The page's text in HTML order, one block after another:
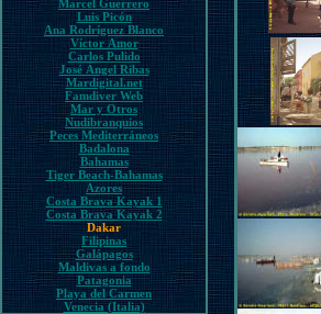
Marcel Guerrero
Luis Picón
Ana Rodríguez Blanco
Víctor Amor
Carlos Pulido
José Ángel Ribas
Mardigital.net
Famdiver Web
Mar y Otros
Nudibranquios
Peces Mediterráneos
Badalona
Bahamas
Tiger Beach-Bahamas
Azores
Costa Brava Kayak 1
Costa Brava Kayak 2
Dakar
Filipinas
Galápagos
Maldivas a fondo
Patagonia
Playa del Carmen
Venecia (Italia)